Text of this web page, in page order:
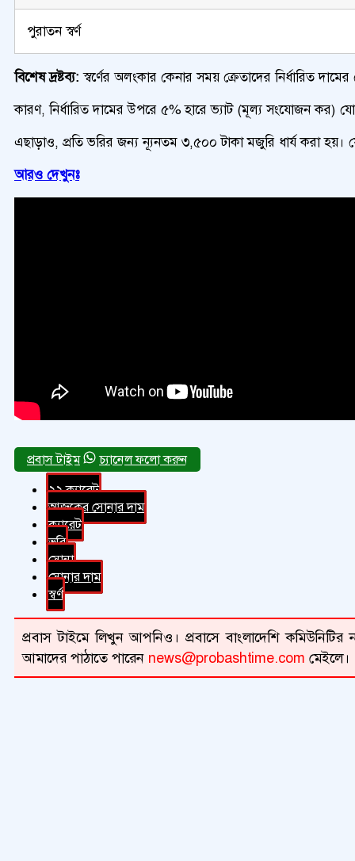
পুরাতন স্বর্ণ
বিশেষ দ্রষ্টব্য:স্বর্ণের অলংকার কেনার সময় ক্রেতাদের নির্ধারিত
কারণ, নির্ধারিত দামের উপরে ৫% হারে ভ্যাট (মূল্য সংযোজন কর)
এছাড়াও, প্রতি ভরির জন্য ন্যূনতম ৩,৫০০ টাকা মজুরি ধার্য করা হয়।
আরও দেখুনঃ
চ্যানেল ফলো করুন
২২ ক্যারেট
আজকের সোনার দাম
ক্যারেট
ভরি
সোনা
সোনার দাম
স্বর্ণ
প্রবাস টাইমে লিখুন আপনিও। প্রবাসে বাংলাদেশি
আমাদের পাঠাতে পারেন news@probashtime.com মেইলে।